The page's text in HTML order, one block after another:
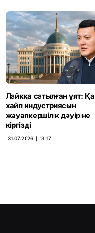
Лайкқа сатылған ұят:
хайп индустриясын
жауапкершілік дәуіріне
кіргізді
31.07.2026 ∣ 13:17